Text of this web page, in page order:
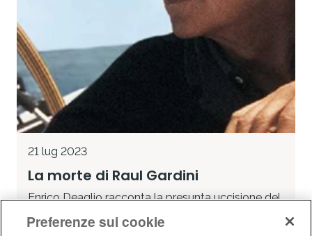
21 lug 2023
La morte di Raul Gardini
Enrico Deaglio racconta la presunta uccisione del
Preferenze sui cookie